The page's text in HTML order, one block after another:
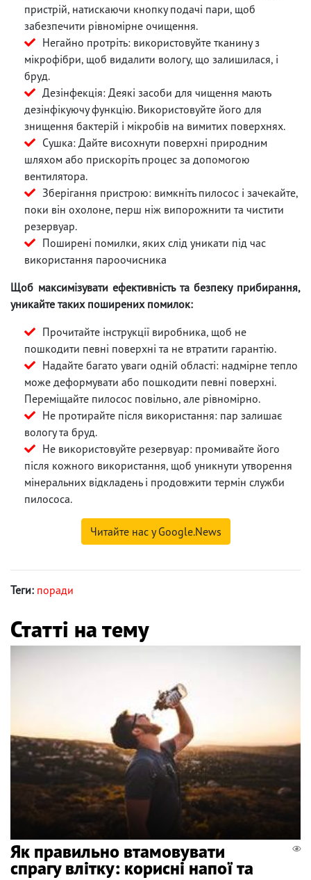
пристрій, натискаючи кнопку подачі пари, щоб
забезпечити рівномірне очищення.
Негайно протріть: використовуйте тканину з
мікрофібри, щоб видалити вологу, що залишилася, і
бруд.
Дезінфекція: Деякі засоби для чищення мають
дезінфікуючу функцію. Використовуйте його для
знищення бактерій і мікробів на вимитих поверхнях.
Сушка: Дайте висохнути поверхні природним
шляхом або прискоріть процес за допомогою
вентилятора.
Зберігання пристрою: вимкніть пилосос і зачекайте,
поки він охолоне, перш ніж випорожнити та чистити
резервуар.
Поширені помилки, яких слід уникати під час
використання пароочисника
Щоб максимізувати ефективність та безпеку прибирання,
уникайте таких поширених помилок:
Прочитайте інструкції виробника, щоб не
пошкодити певні поверхні та не втратити гарантію.
Надайте багато уваги одній області: надмірне тепло
може деформувати або пошкодити певні поверхні.
Переміщайте пилосос повільно, але рівномірно.
Не протирайте після використання: пар залишає
вологу та бруд.
Не використовуйте резервуар: промивайте його
після кожного використання, щоб уникнути утворення
мінеральних відкладень і продовжити термін служби
пилососа.
Читайте нас у Google.News
Теги: поради
Статті на тему
Як правильно втамовувати
спрагу влітку: корисні напої та